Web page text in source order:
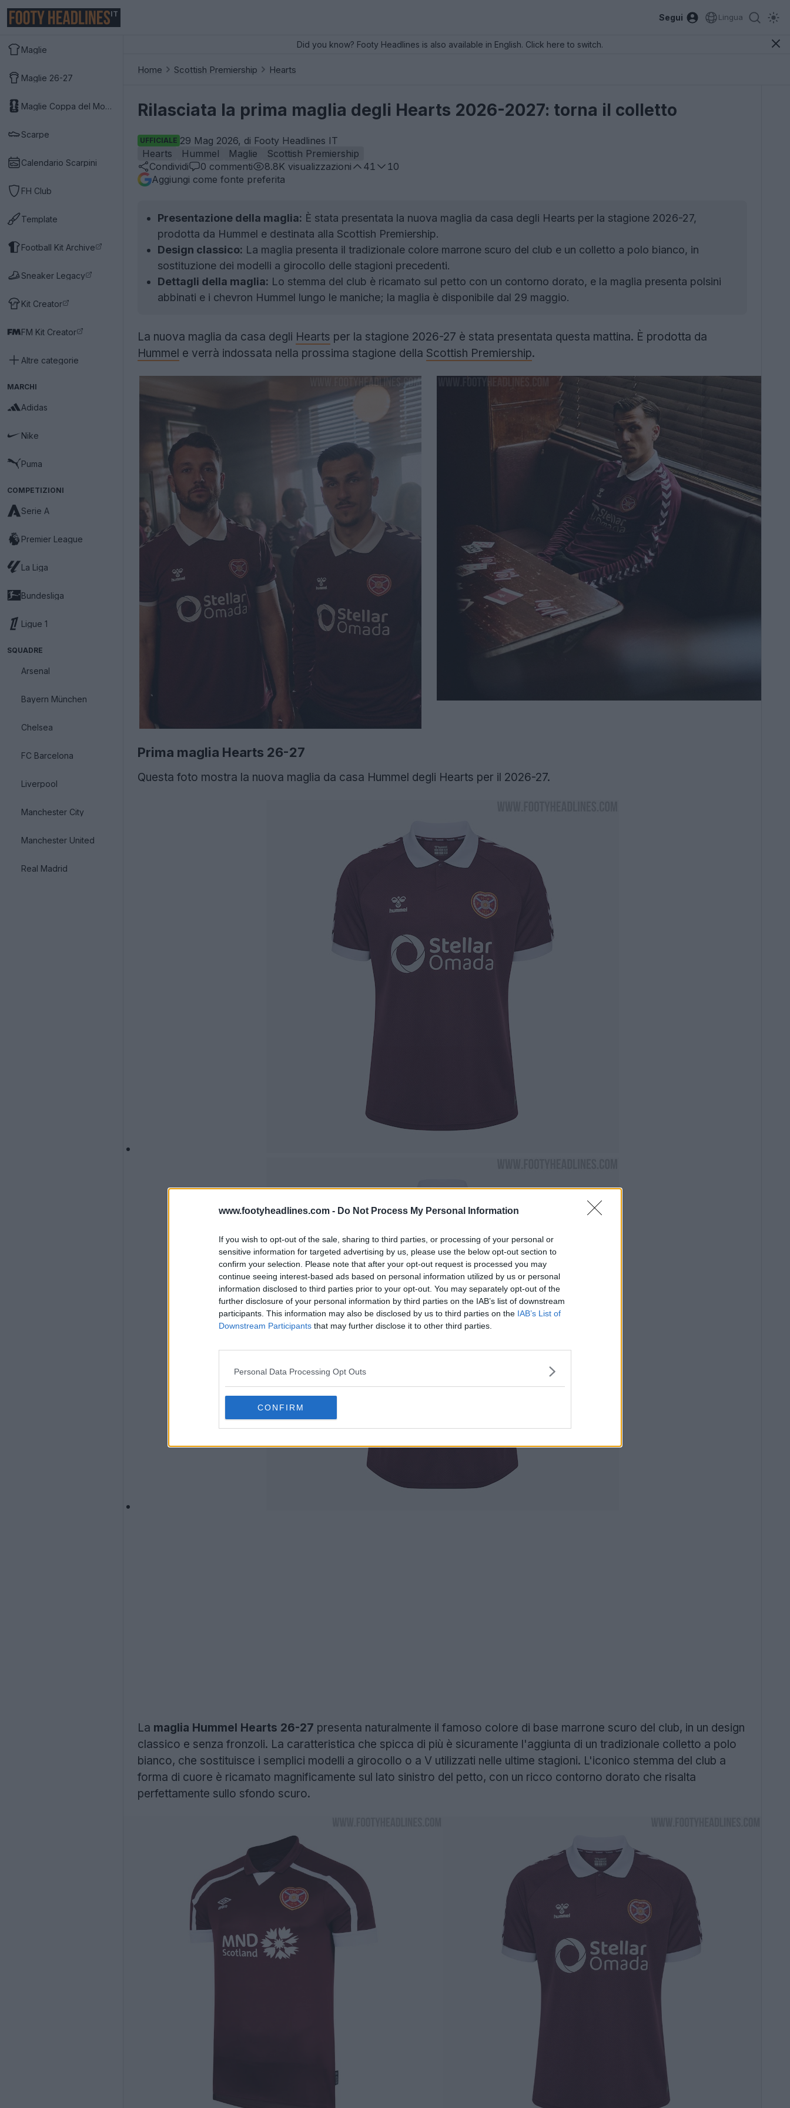
www.footyheadlines.com - Do Not Process My Personal Information
If you wish to opt-out of the sale, sharing to third parties, or processing of your personal or
sensitive information for targeted advertising by us, please use the below opt-out section to
confirm your selection. Please note that after your opt-out request is processed you may
continue seeing interest-based ads based on personal information utilized by us or personal
information disclosed to third parties prior to your opt-out. You may separately opt-out of the
further disclosure of your personal information by third parties on the IAB’s list of downstream
participants. This information may also be disclosed by us to third parties on the IAB’s List of
Downstream Participants that may further disclose it to other third parties.
Personal Data Processing Opt Outs
CONFIRM
IT Segui Lingua
Maglie
Maglie 26-27
Maglie Coppa del Mondo 2026
Scarpe
Calendario Scarpini
FH Club
Template
Football Kit Archive
Sneaker Legacy
Kit Creator
FM Kit Creator
Altre categorie
MARCHI
Adidas
Nike
Puma
COMPETIZIONI
Serie A
Premier League
La Liga
Bundesliga
Ligue 1
SQUADRE
Arsenal
Bayern München
Chelsea
FC Barcelona
Liverpool
Manchester City
Manchester United
Real Madrid
Did you know? Footy Headlines is also available in English. Click here to switch.
Home Scottish Premiership Hearts
Rilasciata la prima maglia degli Hearts 2026-2027: torna il colletto
UFFICIALE 29 Mag 2026, di Footy Headlines IT
Hearts
Hummel Maglie
Scottish Premiership
Condividi
0 commenti 8.8K visualizzazioni 41
10
Aggiungi come fonte preferita
Presentazione della maglia: È stata presentata la nuova maglia da casa degli Hearts per la stagione 2026-27,
prodotta da Hummel e destinata alla Scottish Premiership.
Design classico: La maglia presenta il tradizionale colore marrone scuro del club e un colletto a polo bianco, in
sostituzione dei modelli a girocollo delle stagioni precedenti.
Dettagli della maglia: Lo stemma del club è ricamato sul petto con un contorno dorato, e la maglia presenta polsini
abbinati e i chevron Hummel lungo le maniche; la maglia è disponibile dal 29 maggio.
La nuova maglia da casa degli Hearts per la stagione 2026-27 è stata presentata questa mattina. È prodotta da
Hummel e verrà indossata nella prossima stagione della Scottish Premiership.
Prima maglia Hearts 26-27
Questa foto mostra la nuova maglia da casa Hummel degli Hearts per il 2026-27.
La maglia Hummel Hearts 26-27 presenta naturalmente il famoso colore di base marrone scuro del club, in un design
classico e senza fronzoli. La caratteristica che spicca di più è sicuramente l'aggiunta di un tradizionale colletto a polo
bianco, che sostituisce i semplici modelli a girocollo o a V utilizzati nelle ultime stagioni. L'iconico stemma del club a
forma di cuore è ricamato magnificamente sul lato sinistro del petto, con un ricco contorno dorato che risalta
perfettamente sullo sfondo scuro.